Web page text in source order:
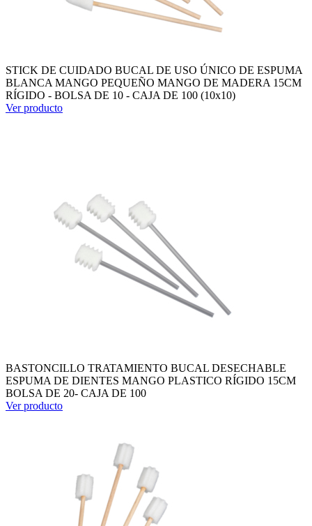
STICK DE CUIDADO BUCAL DE USO ÚNICO DE ESPUMA
BLANCA MANGO PEQUEÑO MANGO DE MADERA 15CM
RÍGIDO - BOLSA DE 10 - CAJA DE 100 (10x10)
Ver producto
BASTONCILLO TRATAMIENTO BUCAL DESECHABLE
ESPUMA DE DIENTES MANGO PLASTICO RÍGIDO 15CM
BOLSA DE 20- CAJA DE 100
Ver producto